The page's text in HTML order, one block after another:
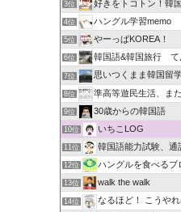
3位 好きをトコトン！韓国語を
4位 ハングル学習memo
5位 やーっぱKOREA！
6位 韓国語&韓国旅行 て
7位 思いつくまま韓国留
8位 準高等遊民生活、またはポ
9位 30歳からの韓国語
10位 いちこLOG
11位 韓国語能力試験、通
12位 ハングルを食べるブ
13位 walk the walk
14位 なるほど！ こうやれ